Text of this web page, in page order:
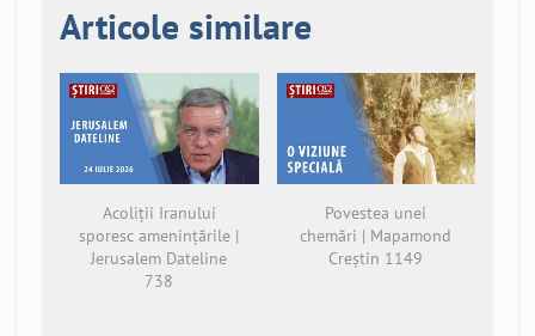
Articole similare
Acoliții Iranului
sporesc amenințările |
Jerusalem Dateline
738
Povestea unei
chemări | Mapamond
Creștin 1149